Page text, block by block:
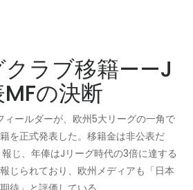
クラブ移籍——J
の決断
ィールダーが、欧州5大リーグの一角で
を正式発表した。移籍金は非公表だ
じ、年俸はJリーグ時代の3倍に達する
じられており、欧州メディアも「日本